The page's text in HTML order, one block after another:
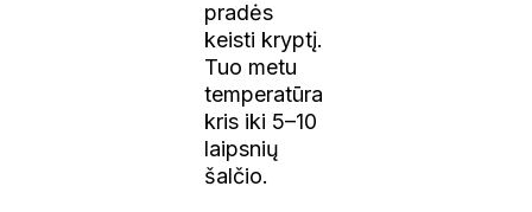
pradės
keisti kryptį.
Tuo metu
temperatūra
kris iki 5–10
laipsnių
šalčio.